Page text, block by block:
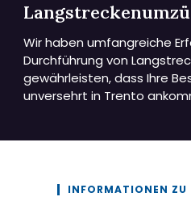
Wir haben umfangreiche
Durchführung von
gewährleisten, dass Ihre
unversehrt in Trento
INFORMATIONEN ZU